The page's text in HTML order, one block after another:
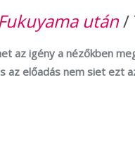
után/
az igény a nézőkben
az előadás nem siet ezt